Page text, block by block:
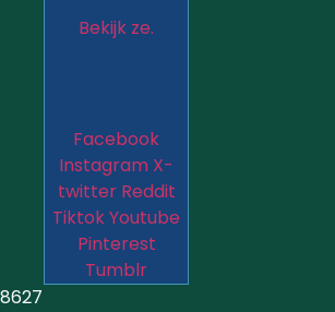
Bekijk ze.
Facebook
Instagram X-
twitter Reddit
TiktokYoutube
Pinterest
Tumblr
8627